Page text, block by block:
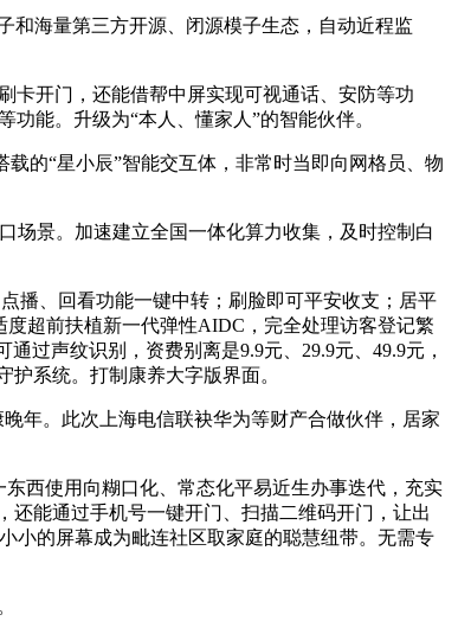
海量第三方开源、闭源模子生态，自动近程监
开门，还能借帮中屏实现可视通话、安防等功
能。升级为“本人、懂家人”的智能伙伴。
的“星小辰”智能交互体，非常时当即向网格员、物
景。加速建立全国一体化算力收集，及时控制白
播、回看功能一键中转；刷脸即可平安收支；居平
超前扶植新一代弹性AIDC，完全处理访客登记繁
过声纹识别，资费别离是9.9元、29.9元、49.9元，
系统。打制康养大字版界面。
年。此次上海电信联袂华为等财产合做伙伴，居家
西使用向糊口化、常态化平易近生办事迭代，充实
能通过手机号一键开门、扫描二维码开门，让出
小的屏幕成为毗连社区取家庭的聪慧纽带。无需专